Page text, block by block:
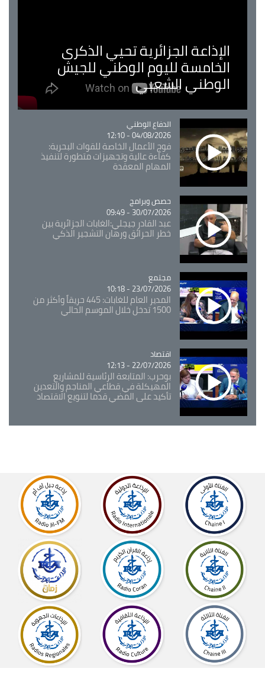
الإذاعة الجزائرية تحيي الذكرى
الخامسة لليوم الوطني للجيش
الوطني الشعبي
Catégorie
الدفاع الوطني
04/08/2026 - 12:10
فوج الأعمال الخاصة للقوات البحرية:
كفاءة عالية وتجهيزات متطورة لتنفيذ
المهام المعقدة
Catégorie
حصص وبرامج
30/07/2026 - 09:49
عبد القادر جيجلي:الغابات الجزائرية بين
خطر الحرائق ورهان التشجير الذكي
Catégorie
مجتمع
23/07/2026 - 10:18
المدير العام للغابات: 445 حريقاً وأكثر من
1500 تدخل خلال الموسم الحالي
Catégorie
اقتصاد
22/07/2026 - 12:13
بوحرب: المتابعة الرئاسية للمشاريع
المهيكلة في قطاعي المناجم والتعدين
تأكيد على المضي قدما لتنويع الاقتصاد